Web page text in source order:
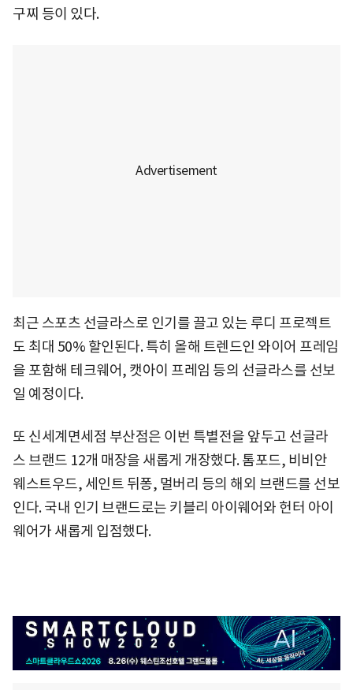
구찌 등이 있다.
최근 스포츠 선글라스로 인기를 끌고 있는 루디 프로젝트
도 최대 50% 할인된다. 특히 올해 트렌드인 와이어 프레임
을 포함해 테크웨어, 캣아이 프레임 등의 선글라스를 선보
일 예정이다.
또 신세계면세점 부산점은 이번 특별전을 앞두고 선글라
스 브랜드 12개 매장을 새롭게 개장했다. 톰포드, 비비안
웨스트우드, 세인트 뒤퐁, 멀버리 등의 해외 브랜드를 선보
인다. 국내 인기 브랜드로는 키블리 아이웨어와 헌터 아이
웨어가 새롭게 입점했다.